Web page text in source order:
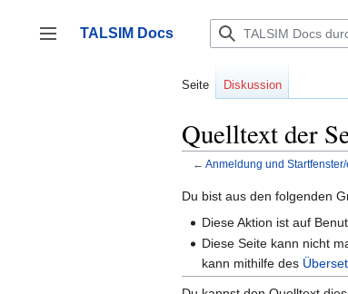
springen
Seitenleiste umschalten
TALSIM Docs
Seite Diskussion
Quelltext der
← Anmeldung und Startfenster/
Du bist aus den folgenden
Diese Aktion ist auf
Diese Seite kann nicht
kann mithilfe des